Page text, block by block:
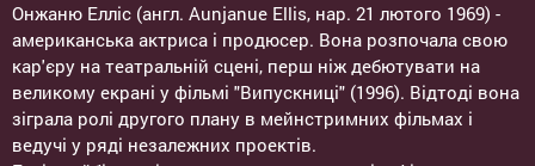
Онжаню Елліс (англ. Aunjanue Ellis, нар. 21 лютого 1969) -
американська актриса і продюсер. Вона розпочала свою
кар'єру на театральній сцені, перш ніж дебютувати на
великому екрані у фільмі "Випускниці" (1996). Відтоді вона
зіграла ролі другого плану в мейнстримних фільмах і
ведучі у ряді незалежних проектів.